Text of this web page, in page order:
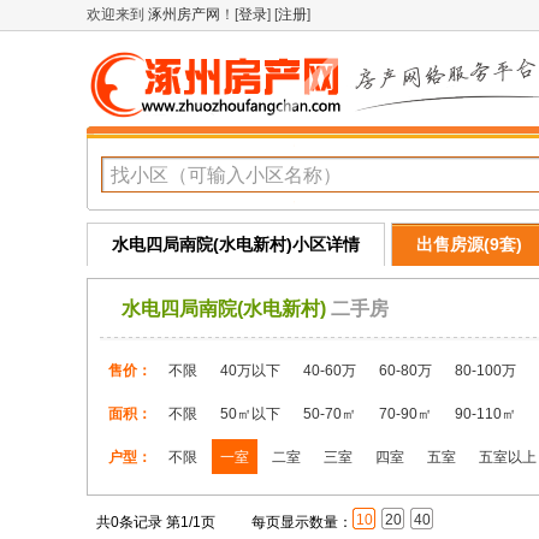
欢迎来到 涿州房产网 ！[登录] [注册]
水电四局南院(水电新村)小区详情 出售房源(9套)
水电四局南院(水电新村) 二手房
售价： 不限 40万以下 40-60万 60-80万 80-100万
面积： 不限 50㎡以下 50-70㎡ 70-90㎡ 90-110㎡
户型： 不限 一室 二室 三室 四室 五室 五室以上
共0条记录 第1/1页 每页显示数量： 10 20 40